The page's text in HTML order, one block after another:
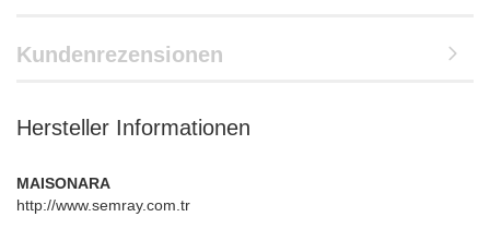
Kundenrezensionen
Hersteller Informationen
MAISONARA
http://www.semray.com.tr